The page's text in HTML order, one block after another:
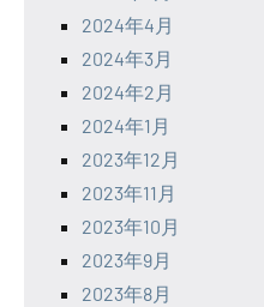
2024年4月
2024年3月
2024年2月
2024年1月
2023年12月
2023年11月
2023年10月
2023年9月
2023年8月